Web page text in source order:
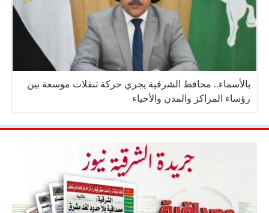
بالأسماء.. محافظ الشرقية يجري حركة تنقلات موسعة بين
رؤساء المراكز والمدن والأحياء